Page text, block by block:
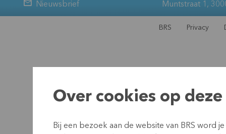
Nieuwsbrief Muntstraat 1,
BRS Privacy
Over cookies op
Bij een bezoek aan de website van BRS word